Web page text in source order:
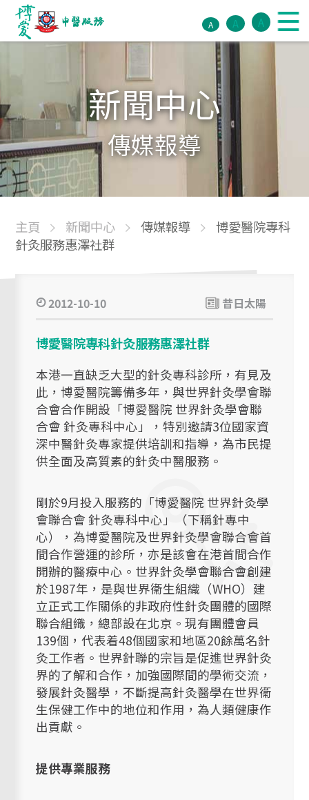
A A A
新聞中心
傳媒報導
主頁 新聞中心 傳媒報導
博愛醫院專科
針灸服務惠澤社群
2012-10-10 昔日太陽
博愛醫院專科針灸服務惠澤社群
本港一直缺乏大型的針灸專科診所，有見及
此，博愛醫院籌備多年，與世界針灸學會聯
合會合作開設「博愛醫院 世界針灸學會聯
合會 針灸專科中心」，特別邀請3位國家資
深中醫針灸專家提供培訓和指導，為市民提
供全面及高質素的針灸中醫服務。
剛於9月投入服務的「博愛醫院 世界針灸學
會聯合會 針灸專科中心」（下稱針專中
心），為博愛醫院及世界針灸學會聯合會首
間合作營運的診所，亦是該會在港首間合作
開辦的醫療中心。世界針灸學會聯合會創建
於1987年，是與世界衞生組織（WHO）建
立正式工作關係的非政府性針灸團體的國際
聯合組織，總部設在北京。現有團體會員
139個，代表着48個國家和地區20餘萬名針
灸工作者。世界針聯的宗旨是促進世界針灸
界的了解和合作，加強國際間的學術交流，
發展針灸醫學，不斷提高針灸醫學在世界衞
生保健工作中的地位和作用，為人類健康作
出貢獻。
提供專業服務